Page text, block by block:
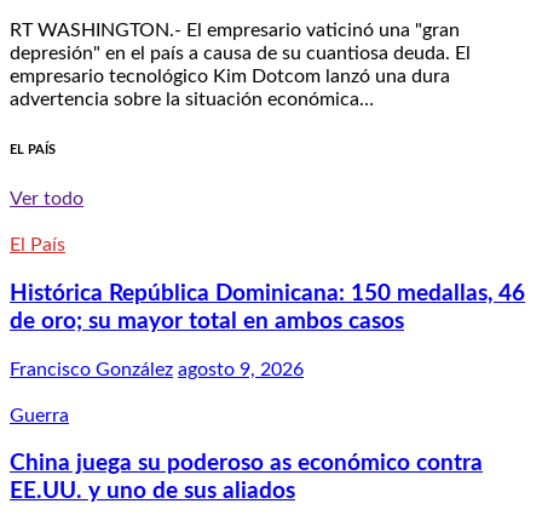
RT WASHINGTON.- El empresario vaticinó una "gran
depresión" en el país a causa de su cuantiosa deuda. El
empresario tecnológico Kim Dotcom lanzó una dura
advertencia sobre la situación económica…
EL PAÍS
Ver todo
El País
Histórica República Dominicana: 150 medallas, 46
de oro; su mayor total en ambos casos
Francisco González agosto 9, 2026
Guerra
China juega su poderoso as económico contra
EE.UU. y uno de sus aliados